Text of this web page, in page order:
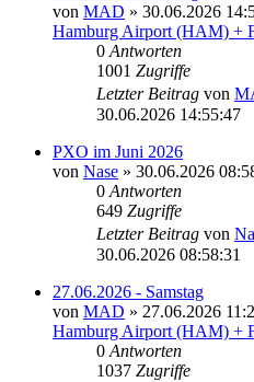
von MAD » 30.06.2026
Hamburg Airport (HAM) +
0 Antworten
1001 Zugriffe
Letzter Beitrag von
30.06.2026 14:55:47
PXO im Juni 2026
von Nase » 30.06.2026
0 Antworten
649 Zugriffe
Letzter Beitrag von
30.06.2026 08:58:31
27.06.2026 - Samstag
von MAD » 27.06.2026
Hamburg Airport (HAM) +
0 Antworten
1037 Zugriffe